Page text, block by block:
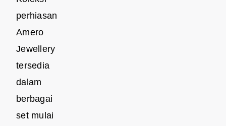
perhiasan
Amero
Jewellery
tersedia
dalam
berbagai
set mulai